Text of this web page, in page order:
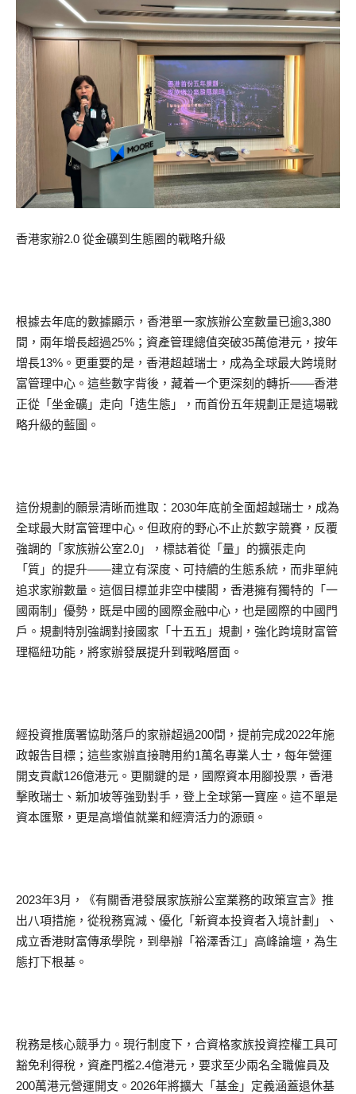
香港家辦2.0 從金礦到生態圈的戰略升級
根據去年底的數據顯示，香港單一家族辦公室數量已逾3,380
間，兩年增長超過25%；資產管理總值突破35萬億港元，按年
增長13%。更重要的是，香港超越瑞士，成為全球最大跨境財
富管理中心。這些數字背後，藏着一个更深刻的轉折——香港
正從「坐金礦」走向「造生態」，而首份五年規劃正是這場戰
略升級的藍圖。
這份規劃的願景清晰而進取：2030年底前全面超越瑞士，成為
全球最大財富管理中心。但政府的野心不止於數字競賽，反覆
強調的「家族辦公室2.0」，標誌着從「量」的擴張走向
「質」的提升——建立有深度、可持續的生態系統，而非單純
追求家辦數量。這個目標並非空中樓閣，香港擁有獨特的「一
國兩制」優勢，既是中國的國際金融中心，也是國際的中國門
戶。規劃特別強調對接國家「十五五」規劃，強化跨境財富管
理樞紐功能，將家辦發展提升到戰略層面。
經投資推廣署協助落戶的家辦超過200間，提前完成2022年施
政報告目標；這些家辦直接聘用約1萬名專業人士，每年營運
開支貢獻126億港元。更關鍵的是，國際資本用腳投票，香港
擊敗瑞士、新加坡等強勁對手，登上全球第一寶座。這不單是
資本匯聚，更是高增值就業和經濟活力的源頭。
2023年3月，《有關香港發展家族辦公室業務的政策宣言》推
出八項措施，從稅務寬減、優化「新資本投資者入境計劃」、
成立香港財富傳承學院，到舉辦「裕澤香江」高峰論壇，為生
態打下根基。
稅務是核心競爭力。現行制度下，合資格家族投資控權工具可
豁免利得稅，資產門檻2.4億港元，要求至少兩名全職僱員及
200萬港元營運開支。2026年將擴大「基金」定義涵蓋退休基